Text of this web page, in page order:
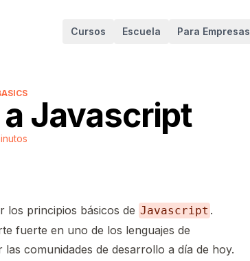
Cursos Escuela Para Empresas
Javascript
los principios básicos de Javascript .
fuerte en uno de los lenguajes de
comunidades de desarrollo a día de hoy.